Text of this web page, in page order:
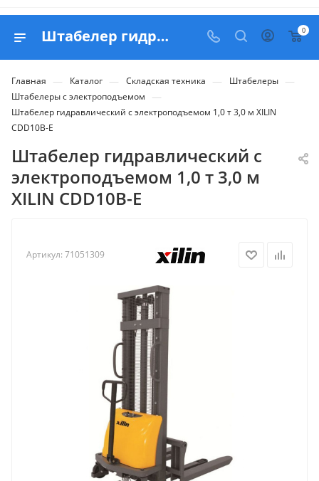
Штабелер гидравлический с электроподъемом 1,0 т 3,0 м XILIN CDD10B-E - купить в Belapex 0
Главная — Каталог — Складская техника — Штабелеры —
Штабелеры с электроподъемом —
Штабелер гидравлический с электроподъемом 1,0 т 3,0 м XILIN
CDD10B-E
Штабелер гидравлический с
электроподъемом 1,0 т 3,0 м
XILIN CDD10B-E
Артикул: 71051309